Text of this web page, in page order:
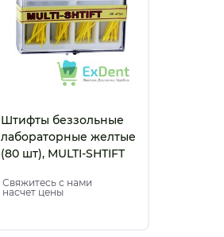
Штифты беззольные
лабораторные желтые
(80 шт), MULTI-SHTIFT
Свяжитесь с нами
насчет цены